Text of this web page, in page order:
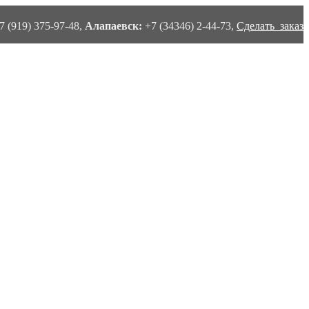
(919) 375-97-48, Алапаевск: +7 (34346) 2-44-73, Сделать заказ